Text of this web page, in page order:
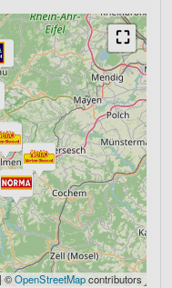
⛶
| ©OpenStreetMapcontributors